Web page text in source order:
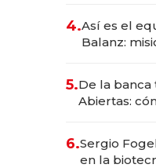
4.Así es el
Balanz:
5.De la banca
Abiertas:
6.Sergio
en la